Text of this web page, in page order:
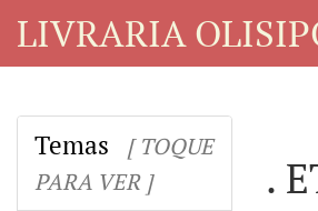
LIVRARIA
Temas
[ TOQUE
PARA VER ]
.